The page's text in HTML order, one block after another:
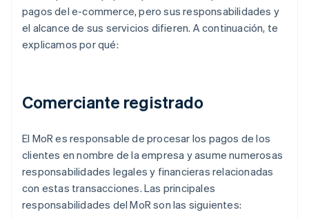
pagos del e-commerce, pero sus responsabilidades y
el alcance de sus servicios difieren. A continuación, te
explicamos por qué:
Comerciante registrado
El MoR es responsable de procesar los pagos de los
clientes en nombre de la empresa y asume numerosas
responsabilidades legales y financieras relacionadas
con estas transacciones. Las principales
responsabilidades del MoR son las siguientes: